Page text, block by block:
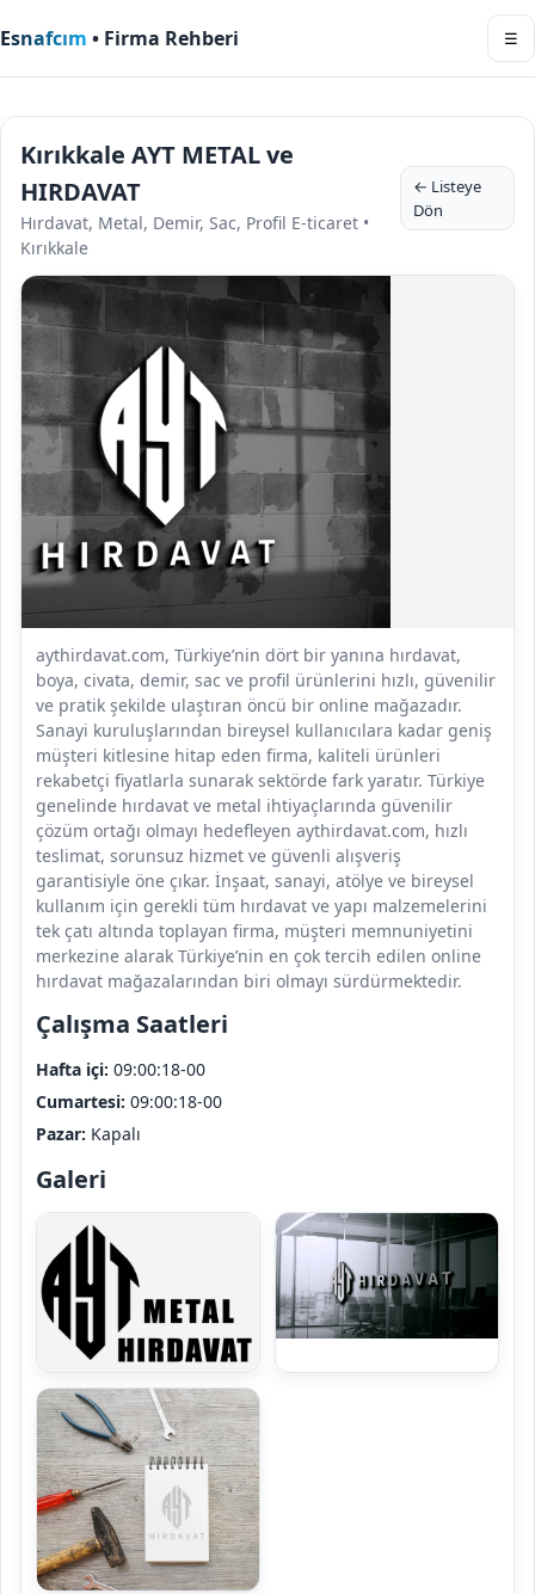
Esnafcım • Firma Rehberi ☰
Kırıkkale AYT METAL ve
HIRDAVAT
Hırdavat, Metal, Demir, Sac, Profil E-ticaret •
Kırıkkale
← Listeye
Dön
aythirdavat.com, Türkiye’nin dört bir yanına hırdavat,
boya, civata, demir, sac ve profil ürünlerini hızlı, güvenilir
ve pratik şekilde ulaştıran öncü bir online mağazadır.
Sanayi kuruluşlarından bireysel kullanıcılara kadar geniş
müşteri kitlesine hitap eden firma, kaliteli ürünleri
rekabetçi fiyatlarla sunarak sektörde fark yaratır. Türkiye
genelinde hırdavat ve metal ihtiyaçlarında güvenilir
çözüm ortağı olmayı hedefleyen aythirdavat.com, hızlı
teslimat, sorunsuz hizmet ve güvenli alışveriş
garantisiyle öne çıkar. İnşaat, sanayi, atölye ve bireysel
kullanım için gerekli tüm hırdavat ve yapı malzemelerini
tek çatı altında toplayan firma, müşteri memnuniyetini
merkezine alarak Türkiye’nin en çok tercih edilen online
hırdavat mağazalarından biri olmayı sürdürmektedir.
Çalışma Saatleri
Hafta içi: 09:00:18-00
Cumartesi: 09:00:18-00
Pazar: Kapalı
Galeri